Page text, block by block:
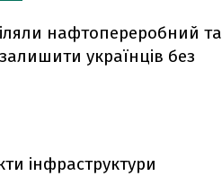
нафтопереробний та
українців без
інфраструктури